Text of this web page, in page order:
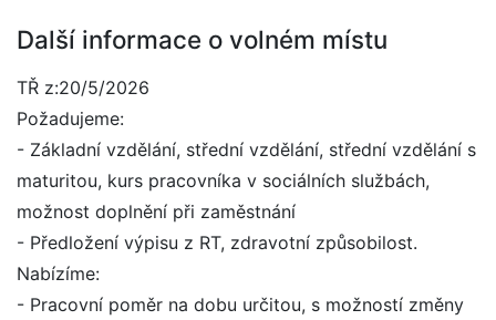
Další informace o volném místu
TŘ z:20/5/2026
Požadujeme:
- Základní vzdělání, střední vzdělání, střední vzdělání s
maturitou, kurs pracovníka v sociálních službách,
možnost doplnění při zaměstnání
- Předložení výpisu z RT, zdravotní způsobilost.
Nabízíme:
- Pracovní poměr na dobu určitou, s možností změny